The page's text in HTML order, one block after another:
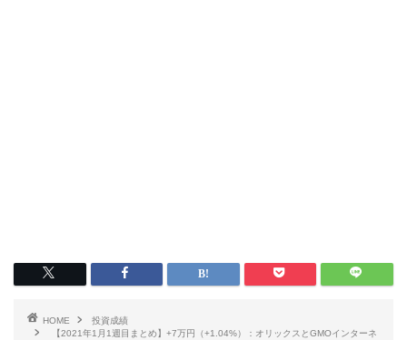
HOME
投資成績
【2021年1月1週目まとめ】+7万円（+1.04%）：オリックスとGMOインターネ